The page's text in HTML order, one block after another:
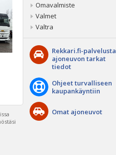
Omavalmiste
Valmet
Valtra
Rekkari.fi-palvelusta
ajoneuvon tarkat
tiedot
Ohjeet turvalliseen
kaupankäyntiin
Omat ajoneuvot